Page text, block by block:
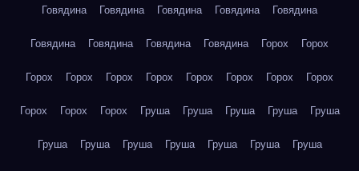
Говядина Говядина Говядина Говядина Говядина
Говядина Говядина Говядина Говядина Горох Горох
Горох Горох Горох Горох Горох Горох Горох Горох
Горох Горох Горох Груша Груша Груша Груша Груша
Груша Груша Груша Груша Груша Груша Груша